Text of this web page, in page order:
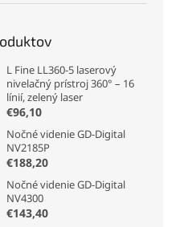
L Fine LL360-5 laserový
nivelačný prístroj 360° – 16
línií, zelený laser
€96,10
Nočné videnie GD-Digital
NV2185P
€188,20
Nočné videnie GD-Digital
NV4300
€143,40